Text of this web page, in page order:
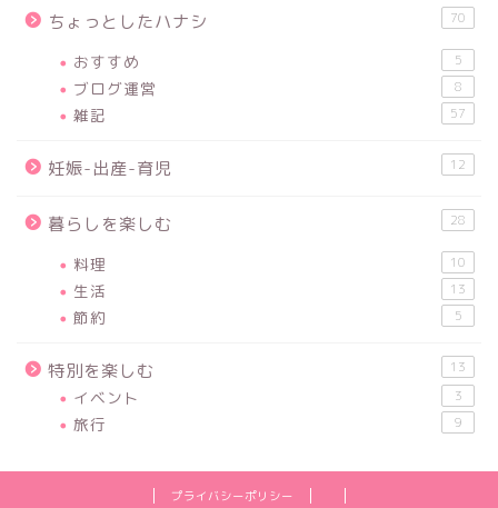
ちょっとしたハナシ 70
おすすめ 5
ブログ運営 8
雑記 57
妊娠-出産-育児 12
暮らしを楽しむ 28
料理 10
生活 13
節約 5
特別を楽しむ 13
イベント 3
旅行 9
プライバシーポリシー